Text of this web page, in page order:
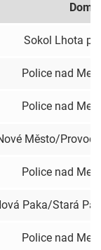
Sokol Lhota p.
Police nad
Police nad
Město/
Police nad
Paka/Stará
Police nad